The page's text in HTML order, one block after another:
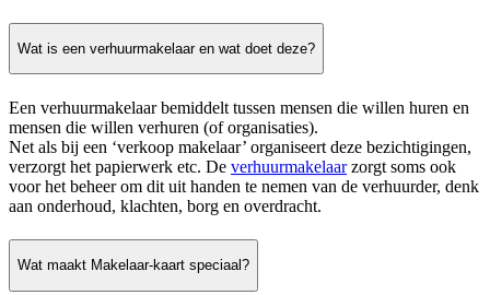
Wat is een verhuurmakelaar en wat doet deze?
Een verhuurmakelaar bemiddelt tussen mensen die willen huren en
mensen die willen verhuren (of organisaties).
Net als bij een ‘verkoop makelaar’ organiseert deze bezichtigingen,
verzorgt het papierwerk etc. De verhuurmakelaarzorgt soms ook
voor het beheer om dit uit handen te nemen van de verhuurder, denk
aan onderhoud, klachten, borg en overdracht.
Wat maakt Makelaar-kaart speciaal?